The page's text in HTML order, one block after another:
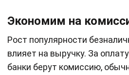
Экономим на
Рост популярности
влияет на выручку. За
банки берут комиссию,